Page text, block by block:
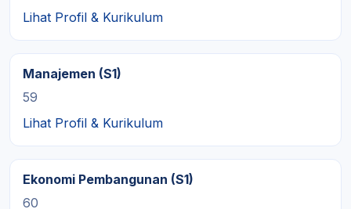
Lihat Profil & Kurikulum
Manajemen (S1)
59
Lihat Profil & Kurikulum
Ekonomi Pembangunan (S1)
60